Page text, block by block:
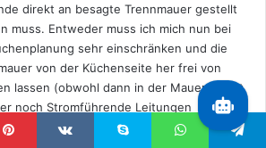
direkt an besagte Trennmauer gestellt
muss. Entweder muss ich mich nun bei
sehr einschränken und die
von der Küchenseite her frei von
lassen (obwohl dann in der Mauer selbst
noch Stromführende Leitungen
wären) oder es gibt eine einfache und